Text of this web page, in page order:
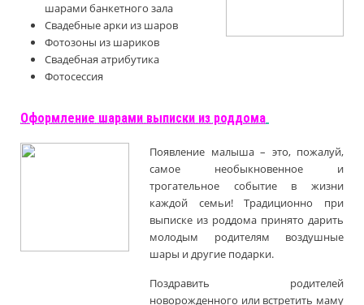
шарами банкетного зала
Свадебные арки из шаров
Фотозоны из шариков
Свадебная атрибутика
Фотосессия
Оформление шарами выписки из роддома
Появление малыша – это, пожалуй,
самое необыкновенное и
трогательное событие в жизни
каждой семьи! Традиционно при
выписке из роддома принято дарить
молодым родителям воздушные
шары и другие подарки.
Поздравить родителей
новорожденного или встретить маму